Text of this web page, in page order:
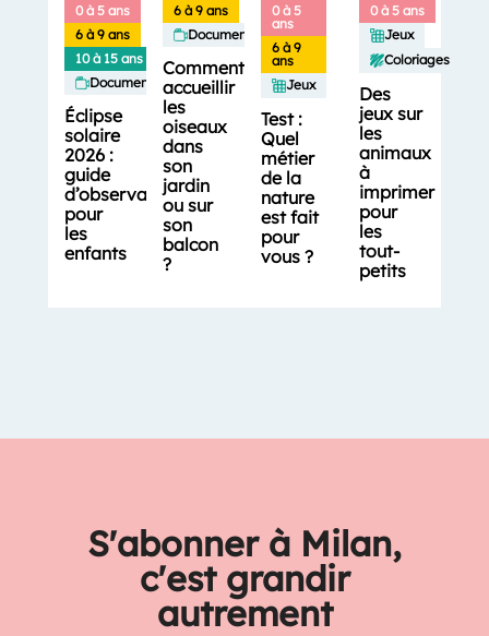
0 à 5 ans
6 à 9 ans
10 à 15 ans
Documentaires
Éclipse
solaire
2026 :
guide
d’observation
pour
les
enfants
6 à 9 ans
Documentaires
Comment
accueillir
les
oiseaux
dans
son
jardin
ou sur
son
balcon
?
0 à 5
ans
6 à 9
ans
Jeux
Test :
Quel
métier
de la
nature
est fait
pour
vous ?
0 à 5 ans
Jeux
Coloriages
Des
jeux sur
les
animaux
à
imprimer
pour
les
tout-
petits
S'abonner à Milan,
c'est grandir
autrement